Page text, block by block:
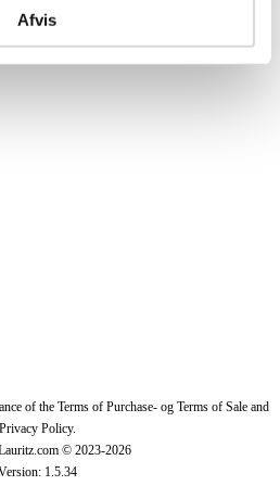
Afvis
of the Terms of Purchase- og Terms of Sale and
Privacy Policy.
© 2023-2026
1.5.34